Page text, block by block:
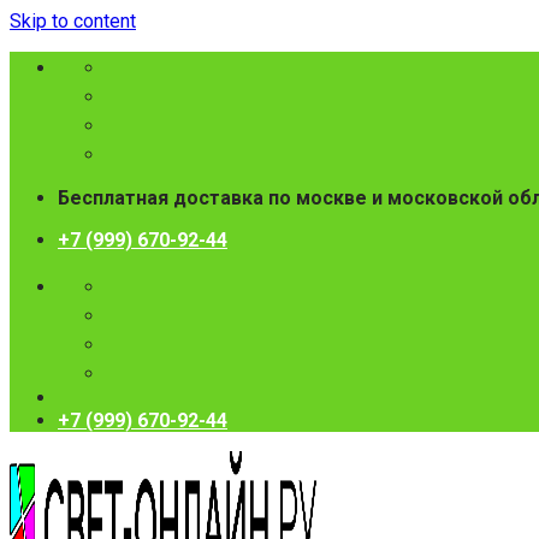
Skip to content
Бесплатная доставка по москве и московской
+7 (999) 670-92-44
+7 (999) 670-92-44